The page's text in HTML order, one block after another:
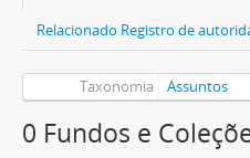
Relacionado Registro de
Taxonomia Assuntos
0 Fundos e